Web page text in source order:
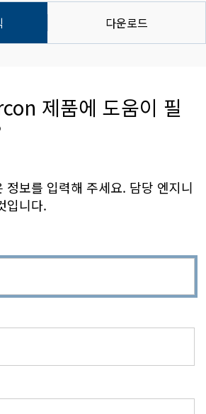
다운로드
제품에 도움이 필
정보를 입력해 주세요. 담당 엔지니
입니다.